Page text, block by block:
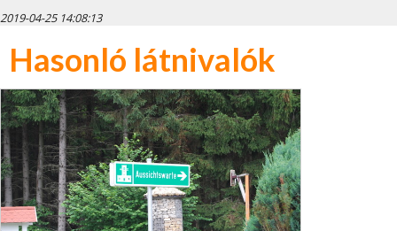
2019-04-25 14:08:13
Hasonló látnivalók